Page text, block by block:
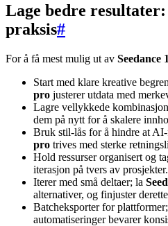
Lage bedre resultater:
praksis#
For å få mest mulig ut av Seedance
Start med klare kreative
pro justerer utdata med
Lagre vellykkede
dem på nytt for å skalere
Bruk stil-lås for å hindre at
pro trives med sterke
Hold ressurser organisert og
iterasjon på tvers av prosjekter.
Iterer med små deltaer; la
alternativer, og finjuster
Batcheksporter for plattformer;
automatiseringer bevarer